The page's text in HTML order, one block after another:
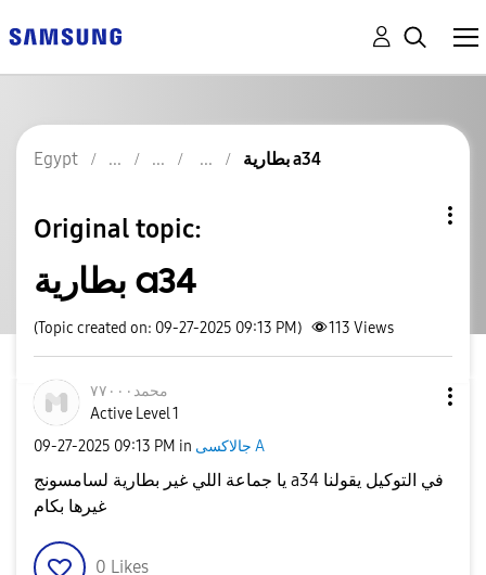
Egypt بطارية a34
Original topic:
بطارية a34
(Topic created on: 09-27-2025 09:13 PM) 113 Views
محمد٧٧٠٠٠
Active Level 1
‎09-27-2025 09:13 PM in جالاكسى A
يا جماعة اللي غير بطارية لسامسونج a34 في التوكيل يقولنا
غيرها بكام
0 Likes